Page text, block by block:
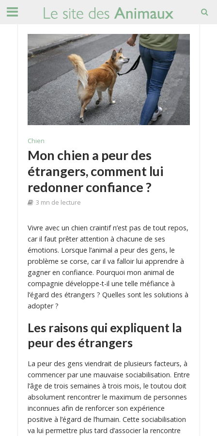
Chien
Mon chien a peur des
étrangers, comment lui
redonner confiance ?
3 mn de lecture
Vivre avec un chien craintif n’est pas de tout repos,
car il faut prêter attention à chacune de ses
émotions. Lorsque l’animal a peur des gens, le
problème se corse, car il va falloir lui apprendre à
gagner en confiance. Pourquoi mon animal de
compagnie développe-t-il une telle méfiance à
l’égard des étrangers ? Quelles sont les solutions à
adopter ?
Les raisons qui expliquent la
peur des étrangers
La peur des gens viendrait de plusieurs facteurs, à
commencer par une mauvaise sociabilisation. Entre
l’âge de trois semaines à trois mois, le toutou doit
absolument rencontrer le maximum de personnes
inconnues afin de renforcer son expérience
positive à l’égard de l’humain. Cette sociabilisation
va lui permettre plus tard d’associer la rencontre